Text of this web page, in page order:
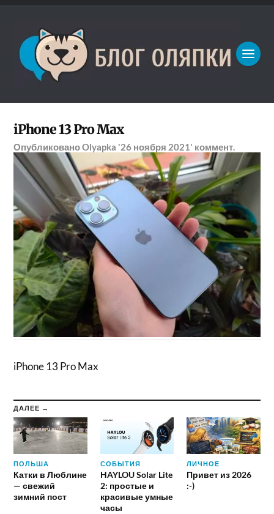
iPhone 13 Pro Max
ОпубликованоOlyapka '26 ноября 2021' коммент.
iPhone 13 Pro Max
ДАЛЕЕ →
ПОЛЬША
Катки в Люблине
— свежий
зимний пост
СОБЫТИЯ
HAYLOU Solar Lite
2: простые и
красивые умные
часы
ЛИЧНОЕ
Привет из 2026
:-)